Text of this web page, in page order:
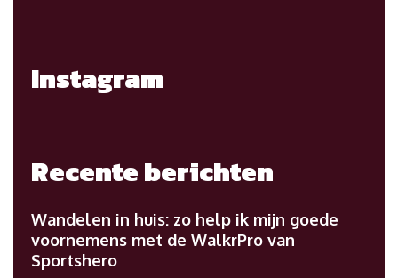
Instagram
Recente berichten
Wandelen in huis: zo help ik mijn goede
voornemens met de WalkrPro van
Sportshero